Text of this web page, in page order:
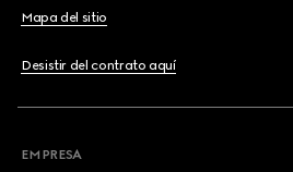
Mapa del sitio
Desistir del contrato aquí
EMPRESA